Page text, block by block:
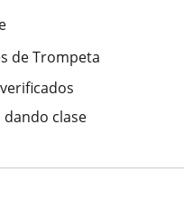
de Trompeta
verificados
dando clase